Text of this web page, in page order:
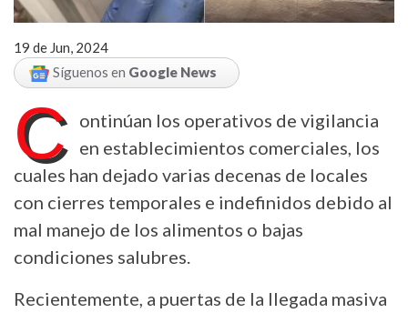
19 de Jun, 2024
Síguenos en Google News
C
ontinúan los operativos de vigilancia
en establecimientos comerciales, los
cuales han dejado varias decenas de locales
con cierres temporales e indefinidos debido al
mal manejo de los alimentos o bajas
condiciones salubres.
Recientemente, a puertas de la llegada masiva